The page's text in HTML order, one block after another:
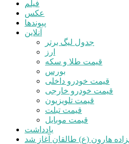
فیلم
عکس
پیوندها
آنلاین
جدول لیگ برتر
ارز
قیمت طلا و سکه
بورس
قیمت خودرو داخلی
قیمت خودرو خارجی
قیمت تلویزیون
قیمت تبلت
قیمت موبایل
یادداشت
هارون (ع) طالقان آغاز شد